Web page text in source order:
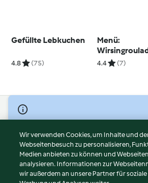
Gefüllte Lebkuchen
4.8 (75)
Menü:
Hendlfülle und
4.4 (7)
© Copyright 2026
Nutzungsbedingungen
Datenschutzrichtlinien
Disclaimer
Impressum
Wir verwenden Cookies, um Inhalte und
Webseitenbesuch zu personalisieren,
Medien anbieten zu können und
analysieren. Informationen zur
wir außerdem an unsere Partner für soziale